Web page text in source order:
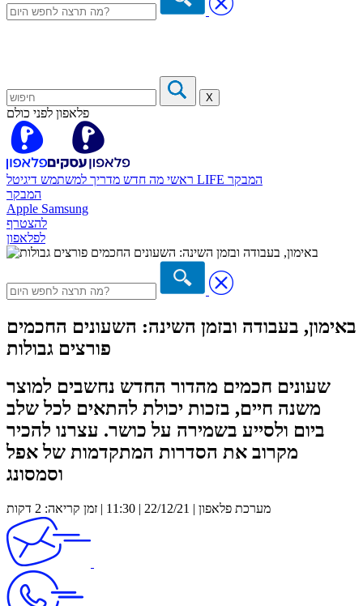
X
פלאפון לפני כולם
ראשי מה חדש מדריך למשתמש דיגיטל LIFE המבקר
המבקר
Apple Samsung
להצטרף
לפלאפון
באימון, בעבודה ובזמן השינה: השעונים החכמים
פורצים גבולות
שעונים חכמים מהדור החדש נחשבים למוצר
משנה חיים, בזכות יכולת להתאים לכל שלב
ביום ולסייע בשמירה על כושר. עצרנו להכיר
מקרוב את הסדרות המתקדמות של אפל
וסמסונג
מערכת פלאפון | 22/12/21 | 11:30 | זמן קריאה: 2 דקות